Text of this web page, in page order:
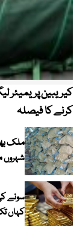
کرنے کا فیصلہ
ملک
شہروں میں 20 کلو تھیلا
سونے
کہاں